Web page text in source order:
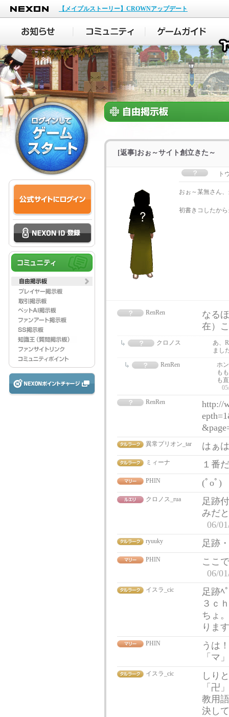
NEXON
【メイプルストーリー】CROWNアップデート
[返事]おぉ～サイト創立きた～
ト
おぉ～某無さん
初書きコしたか
RenRen
なる
在）
クロノス
あ、
まし
RenRen
ホ
も
も
RenRen
http://
異常プリオン_tar はぁ
ミィーナ １番
PHIN (ﾟoﾟ)
クロノス_rua
足跡
みだ
06/
ryuuky 足跡
PHIN
ここ
06/
イスラ_cic
足跡ﾍ
３ｃ
ちょ
りま
PHIN
うは
「マ
イスラ_cic
しり
「卍
教用
決し